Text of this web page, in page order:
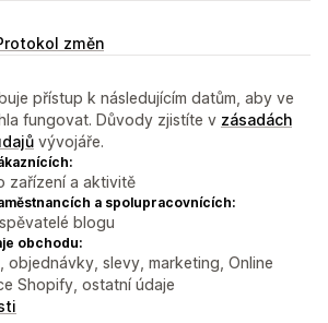
změn
přístup k následujícím datům, aby ve
fungovat. Důvody zjistíte v zásadách
vývojáře.
zařízení a aktivitě
a spolupracovnících:
blogu
obchodu:
objednávky, slevy, marketing, Online
Shopify, ostatní údaje